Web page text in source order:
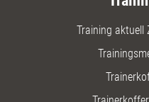
Training aktuell